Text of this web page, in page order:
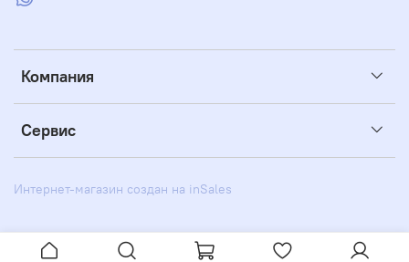
Компания
Сервис
Интернет-магазин создан на inSales